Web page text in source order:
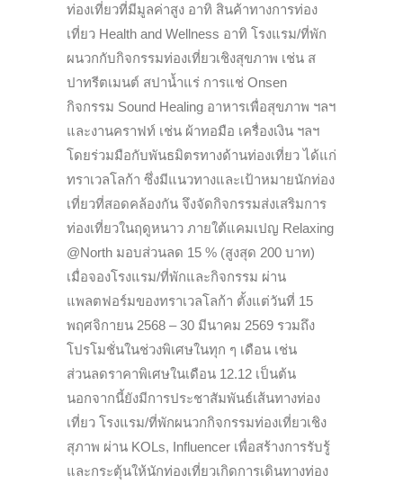
ท่องเที่ยวที่มีมูลค่าสูง อาทิ สินค้าทางการท่อง
เที่ยว Health and Wellness อาทิ โรงแรม/ที่พัก
ผนวกกับกิจกรรมท่องเที่ยวเชิงสุขภาพ เช่น ส
ปาทรีตเมนต์ สปาน้ำแร่ การแช่ Onsen
กิจกรรม Sound Healing อาหารเพื่อสุขภาพ ฯลฯ
และงานคราฟท์ เช่น ผ้าทอมือ เครื่องเงิน ฯลฯ
โดยร่วมมือกับพันธมิตรทางด้านท่องเที่ยว ได้แก่
ทราเวลโลก้า ซึ่งมีแนวทางและเป้าหมายนักท่อง
เที่ยวที่สอดคล้องกัน จึงจัดกิจกรรมส่งเสริมการ
ท่องเที่ยวในฤดูหนาว ภายใต้แคมเปญ Relaxing
@North มอบส่วนลด 15 % (สูงสุด 200 บาท)
เมื่อจองโรงแรม/ที่พักและกิจกรรม ผ่าน
แพลตฟอร์มของทราเวลโลก้า ตั้งแต่วันที่ 15
พฤศจิกายน 2568 – 30 มีนาคม 2569 รวมถึง
โปรโมชั่นในช่วงพิเศษในทุก ๆ เดือน เช่น
ส่วนลดราคาพิเศษในเดือน 12.12 เป็นต้น
นอกจากนี้ยังมีการประชาสัมพันธ์เส้นทางท่อง
เที่ยว โรงแรม/ที่พักผนวกกิจกรรมท่องเที่ยวเชิง
สุภาพ ผ่าน KOLs, Influencer เพื่อสร้างการรับรู้
และกระตุ้นให้นักท่องเที่ยวเกิดการเดินทางท่อง